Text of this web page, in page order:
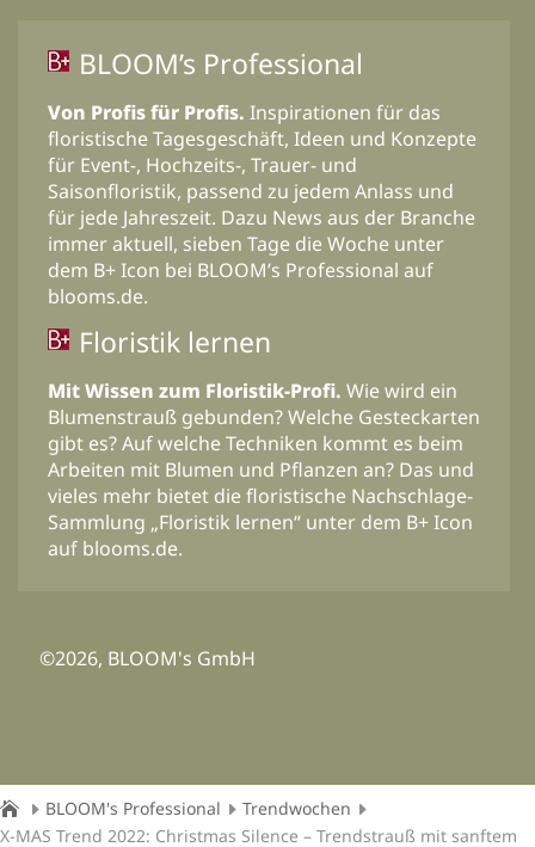
BLOOM’s Professional
Von Profis für Profis. Inspirationen für das
floristische Tagesgeschäft, Ideen und Konzepte
für Event-, Hochzeits-, Trauer- und
Saisonfloristik, passend zu jedem Anlass und
für jede Jahreszeit. Dazu News aus der Branche
immer aktuell, sieben Tage die Woche unter
dem B+ Icon bei BLOOM’s Professional auf
blooms.de.
Floristik lernen
Mit Wissen zum Floristik-Profi. Wie wird ein
Blumenstrauß gebunden? Welche Gesteckarten
gibt es? Auf welche Techniken kommt es beim
Arbeiten mit Blumen und Pflanzen an? Das und
vieles mehr bietet die floristische Nachschlage-
Sammlung „Floristik lernen“ unter dem B+ Icon
auf blooms.de.
©2026, BLOOM's GmbH
BLOOM's Professional
Trendwochen
X-MAS Trend 2022: Christmas Silence – Trendstrauß mit sanftem